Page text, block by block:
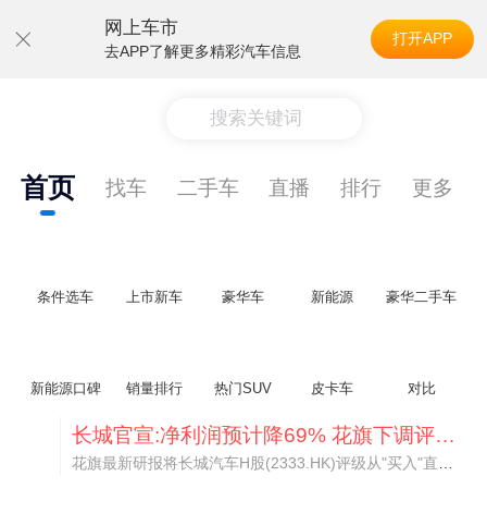
网上车市
去APP了解更多精彩汽车信息
打开APP
搜索关键词
首页 找车 二手车 直播 排行 更多
条件选车 上市新车 豪华车 新能源 豪华二手车
新能源口碑 销量排行 热门SUV 皮卡车 对比
长城官宣:净利润预计降69% 花旗下调评级“卖出” 目标价再跌60%